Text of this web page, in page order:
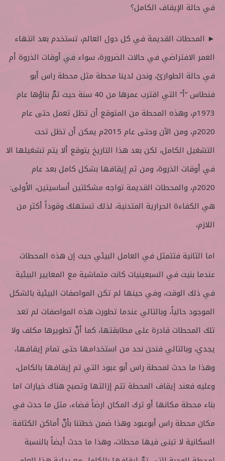
في حالة الإيقاف الكامل؟
► المحطات القديمة في كل دول العالم، تستخدم بعد انتهاء
العمر الافتراضي في حالات الضرورة، سواء في أوقات الذروة أم
في حالة الطوارئ، ونحن لدينا محطة مثل محطة راس أبو
فنطاس “أ” التي اقترب عمرها من 40 سنة حيث تمَّ بناؤها عام
1973م، وهذه المحطة من المتوقع أن تظل تعمل حتى عام
2020م، ومن الآن وحتى عام 2015م يمكن أن تظل تحت
التشغيل الكامل، لكن بعد هذا التاريخ يتوقع ألا يتم تشغيلها الا
في أوقات الذروة، ومن ثم إيقافها بشكل كامل بعد عام
2020م، والمحطات القديمة تواجه مشكلتين أساسيتين، الأولى:
هي الكفاءة الحرارية المتدنية، لذلك تستهلك وقوداً أكثر من
اللازم،
اما الثانية فتتمثل في العامل البيئي حيث إن هذه المحطات
عندما بنيت في السبعينيات كانت متماشية مع المعايير البيئية
في ذلك الوقت، وفي حينها لم تكن المواصفات البيئية بالشكل
الموجود حالياً، وبالتالي عندما تطورت هذه المواصفات لم تعد
تلك المحطات قادرة على مطابقتها، كما أنَّ تطويرها مكلف ولا
يجدي، وبالتالي فنحن نحد من استخدامها حتى تمام إيقافها،
وهذا ما حدث لمحطة راس أبو عبود التي تم إيقافها بالكامل،
وعليه فعند إيقاف المحطة تتم إزالتها وتصبح هناك خيارات اما
بناء محطة مكانها أو ترك المكان ارضاً فضاء، مثل ما حدث في
مكان محطة راس أبوعبود وهذا ضمن خطتنا بأنَّ أماكن الكثافة
السكانية لا تبنى فيها محطات، وهذا ما حدث أيضاً بالنسبة